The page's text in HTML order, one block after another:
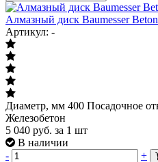
Алмазный диск Baumesser
Артикул: -
Диаметр, мм 400 Посадочное
Железобетон
5 040 руб. за 1 шт
В наличии
-
+